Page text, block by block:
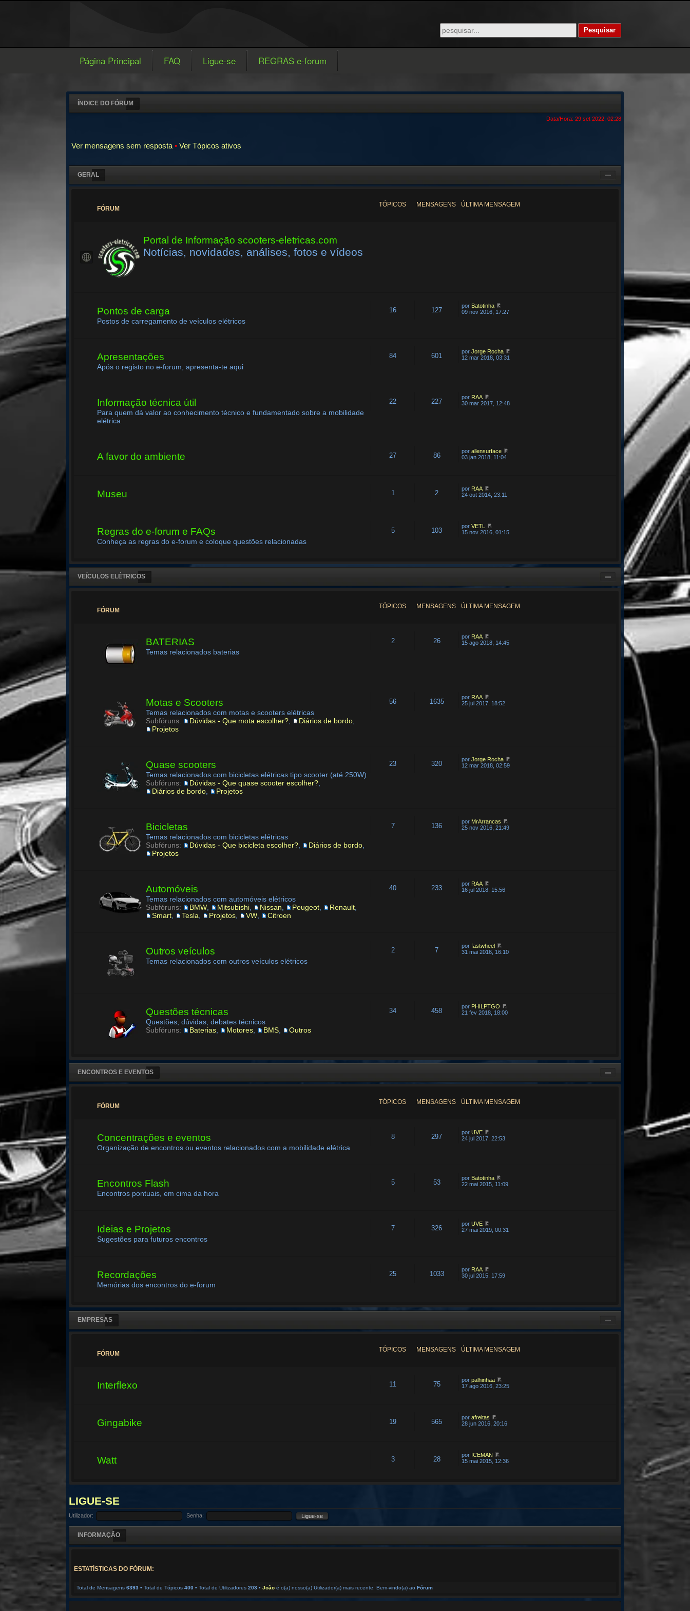
Página Principal FAQ Ligue-se REGRAS e-forum
ÍNDICE DO FÓRUM
Data/Hora: 29 set 2022, 02:28
Ver mensagens sem resposta •Ver Tópicos ativos
GERAL
FÓRUM
TÓPICOS MENSAGENS ÚLTIMA MENSAGEM
Portal de Informação scooters-eletricas.com
Notícias, novidades, análises, fotos e vídeos
Pontos de carga
Postos de carregamento de veículos elétricos
16 127
por Batotinha
09 nov 2016, 17:27
Apresentações
Após o registo no e-forum, apresenta-te aqui
84 601
por Jorge Rocha
12 mar 2018, 03:31
Informação técnica útil
Para quem dá valor ao conhecimento técnico e fundamentado sobre a mobilidade
elétrica
22 227
por RAA
30 mar 2017, 12:48
A favor do ambiente 27 86
por allensurface
03 jan 2018, 11:04
Museu 1 2
por RAA
24 out 2014, 23:11
Regras do e-forum e FAQs
Conheça as regras do e-forum e coloque questões relacionadas
5 103
por VETL
15 nov 2016, 01:15
VEÍCULOS ELÉTRICOS
FÓRUM
TÓPICOS MENSAGENS ÚLTIMA MENSAGEM
BATERIAS
Temas relacionados baterias
2 26
por RAA
15 ago 2018, 14:45
Motas e Scooters
Temas relacionados com motas e scooters elétricas
Subfóruns:
Dúvidas - Que mota escolher? Diários de bordo
Projetos
56 1635
por RAA
25 jul 2017, 18:52
Quase scooters
Temas relacionados com bicicletas elétricas tipo scooter (até 250W)
Subfóruns:
Dúvidas - Que quase scooter escolher?
Diários de bordo
Projetos
23 320
por Jorge Rocha
12 mar 2018, 02:59
Bicicletas
Temas relacionados com bicicletas elétricas
Subfóruns:
Dúvidas - Que bicicleta escolher? Diários de bordo
Projetos
7 136
por MrArrancas
25 nov 2016, 21:49
Automóveis
Temas relacionados com automóveis elétricos
Subfóruns:
BMW Mitsubishi Nissan Peugeot Renault
Smart
Tesla Projetos VW Citroen
40 233
por RAA
16 jul 2018, 15:56
Outros veículos
Temas relacionados com outros veículos elétricos
2 7
por fastwheel
31 mai 2016, 16:10
Questões técnicas
Questões, dúvidas, debates técnicos
Subfóruns:
Baterias, Motores, BMS, Outros
34 458
por PHILPTGO
21 fev 2018, 18:00
ENCONTROS E EVENTOS
FÓRUM
TÓPICOS MENSAGENS ÚLTIMA MENSAGEM
Concentrações e eventos
Organização de encontros ou eventos relacionados com a mobilidade elétrica
8 297
por UVE
24 jul 2017, 22:53
Encontros Flash
Encontros pontuais, em cima da hora
5 53
por Batotinha
22 mai 2015, 11:09
Ideias e Projetos
Sugestões para futuros encontros
7 326
por UVE
27 mai 2019, 00:31
Recordações
Memórias dos encontros do e-forum
25 1033
por RAA
30 jul 2015, 17:59
EMPRESAS
FÓRUM
TÓPICOS MENSAGENS ÚLTIMA MENSAGEM
Interflexo 11 75
por palhinhaa
17 ago 2016, 23:25
Gingabike 19 565
por afreitas
28 jun 2016, 20:16
Watt 3 28
por ICEMAN
15 mai 2015, 12:36
LIGUE-SE
Utilizador: Senha:
INFORMAÇÃO
ESTATÍSTICAS DO FÓRUM:
Total de Mensagens6393 • Total de Tópicos400 • Total de Utilizadores203 •João é o(a) nosso(a) Utilizador(a) mais recente. Bem-vindo(a) aoFórum